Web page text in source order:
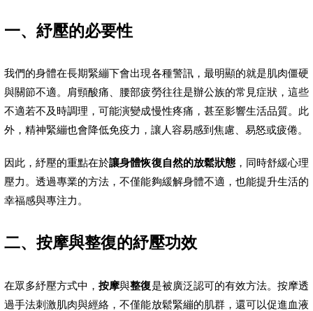
一、紓壓的必要性
我們的身體在長期緊繃下會出現各種警訊，最明顯的就是肌肉僵硬
與關節不適。肩頸酸痛、腰部疲勞往往是辦公族的常見症狀，這些
不適若不及時調理，可能演變成慢性疼痛，甚至影響生活品質。此
外，精神緊繃也會降低免疫力，讓人容易感到焦慮、易怒或疲倦。
因此，紓壓的重點在於讓身體恢復自然的放鬆狀態，同時舒緩心理
壓力。透過專業的方法，不僅能夠緩解身體不適，也能提升生活的
幸福感與專注力。
二、按摩與整復的紓壓功效
在眾多紓壓方式中，按摩與整復是被廣泛認可的有效方法。按摩透
過手法刺激肌肉與經絡，不僅能放鬆緊繃的肌群，還可以促進血液